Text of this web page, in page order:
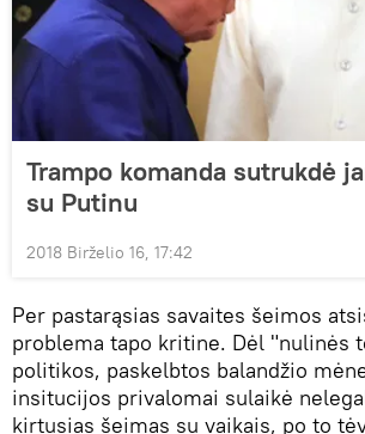
Trampo komanda sutrukdė
su Putinu
2018 Birželio 16, 17:42
Per pastarąsias savaites šeimos
problema tapo kritine. Dėl "nulinės
politikos, paskelbtos balandžio
insitucijos privalomai sulaikė
kirtusias šeimas su vaikais, po to